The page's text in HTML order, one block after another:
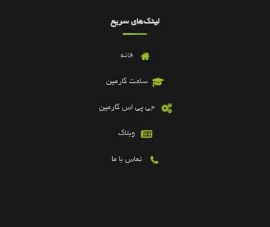
لینک‌های سریع
خانه
ساعت گارمین
جی پی اس گارمین
وبلاگ
تماس با ما